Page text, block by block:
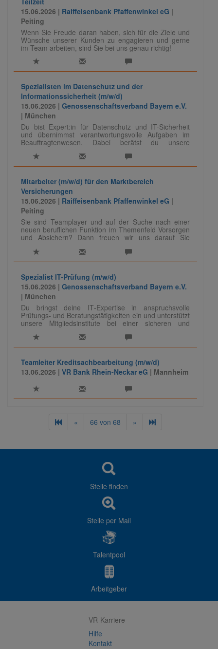
15.06.2026 | Raiffeisenbank Pfaffenwinkel eG |
Peiting
Wenn Sie Freude daran haben, sich für die Ziele und
Wünsche unserer Kunden zu engagieren und gerne
im Team arbeiten, sind Sie bei uns genau richtig!
Spezialisten im Datenschutz und der
Informationssicherheit (m/w/d)
15.06.2026 | Genossenschaftsverband Bayern e.V.
| München
Du bist Expert:in für Datenschutz und IT-Sicherheit
und übernimmst verantwortungsvolle Aufgaben im
Beauftragtenwesen. Dabei berätst du unsere
Mandanten, entwickelst Sicherheits- und
Datenschutzkonzepte weiter und teilst dein Know-how
auch als Referent:in. Eine vielseitige Rolle mit
Für unser Team IT-Audit/ -Compliance suchen wir
Spezialisten (m/w/d) für das Beauftragtenwesen im
Datenschutz und der Informationssicherheit.
Mitarbeiter (m/w/d) für den Marktbereich
Versicherungen
15.06.2026 | Raiffeisenbank Pfaffenwinkel eG |
Peiting
Sie sind Teamplayer und auf der Suche nach einer
neuen beruflichen Funktion im Themenfeld Vorsorgen
und Absichern? Dann freuen wir uns darauf Sie
Spezialist IT-Prüfung (m/w/d)
15.06.2026 | Genossenschaftsverband Bayern e.V.
| München
Du bringst deine IT‑Expertise in anspruchsvolle
Prüfungs- und Beratungstätigkeiten ein und unterstützt
unsere Mitgliedsinstitute bei einer sicheren und
regelkonformen IT. Dabei führst du Prüfungen
eigenständig durch, berätst zu Themen wie
Informationssicherheit und Datenschutz und teilst dein
Für unseren Bereich Prüfung Banken, IT-Audit/-
Compliance suchen wir zur Verstärkung und
weiteren Aufbau des Teams Spezialisten (m/w/d) in
der IT-Prüfung.
Teamleiter Kreditsachbearbeitung (m/w/d)
13.06.2026 | VR Bank Rhein-Neckar eG | Mannheim
« 66 von 68 »
Stelle finden
Stelle per Mail
Talentpool
Arbeitgeber
VR-Karriere
Hilfe
Kontakt